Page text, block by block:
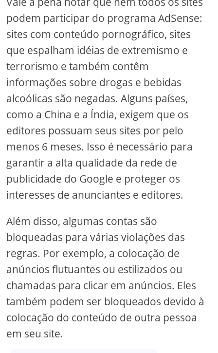
podem participar do programa AdSense:
sites com conteúdo pornográfico, sites
que espalham idéias de extremismo e
terrorismo e também contêm
informações sobre drogas e bebidas
alcoólicas são negadas. Alguns países,
como a China e a Índia, exigem que os
editores possuam seus sites por pelo
menos 6 meses. Isso é necessário para
garantir a alta qualidade da rede de
publicidade do Google e proteger os
interesses de anunciantes e editores.
Além disso, algumas contas são
bloqueadas para várias violações das
regras. Por exemplo, a colocação de
anúncios flutuantes ou estilizados ou
chamadas para clicar em anúncios. Eles
também podem ser bloqueados devido à
colocação do conteúdo de outra pessoa
em seu site.